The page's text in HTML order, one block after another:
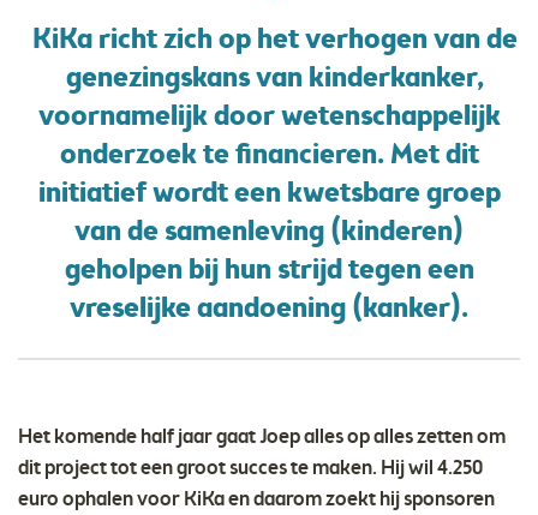
KiKa richt zich op het verhogen van de
genezingskans van kinderkanker,
voornamelijk door wetenschappelijk
onderzoek te financieren. Met dit
initiatief wordt een kwetsbare groep
van de samenleving (kinderen)
geholpen bij hun strijd tegen een
vreselijke aandoening (kanker).
Het komende half jaar gaat Joep alles op alles zetten om
dit project tot een groot succes te maken. Hij wil 4.250
euro ophalen voor KiKa en daarom zoekt hij sponsoren